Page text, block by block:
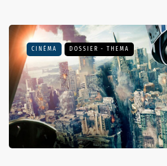
CINÉMA DOSSIER - THEMA